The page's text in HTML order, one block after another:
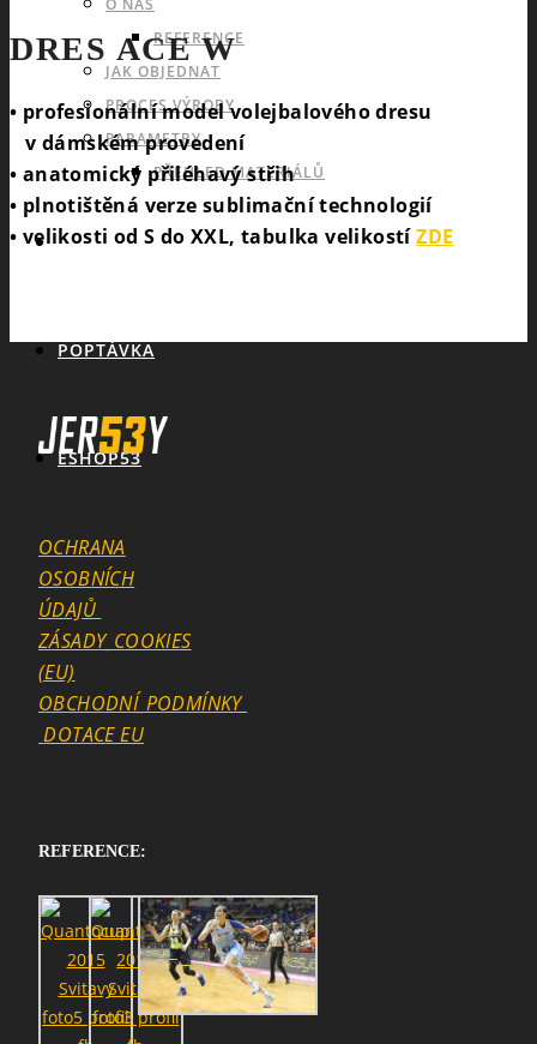
O NÁS
REFERENCE
JAK OBJEDNAT
PROCES VÝROBY
PARAMETRY
PŘEHLED MATERIÁLŮ
KATALOGY
POPTÁVKA
ESHOP53
DRES ACE W
• profesionální model volejbalového dresu
v dámském provedení
• anatomický přiléhavý střih
• plnotištěná verze sublimační technologií
• velikosti od S do XXL, tabulka velikostíZDE
OCHRANA
OSOBNÍCH
ÚDAJŮ
ZÁSADY_COOKIES
(EU)
OBCHODNÍ_PODMÍNKY
DOTACE EU
REFERENCE: